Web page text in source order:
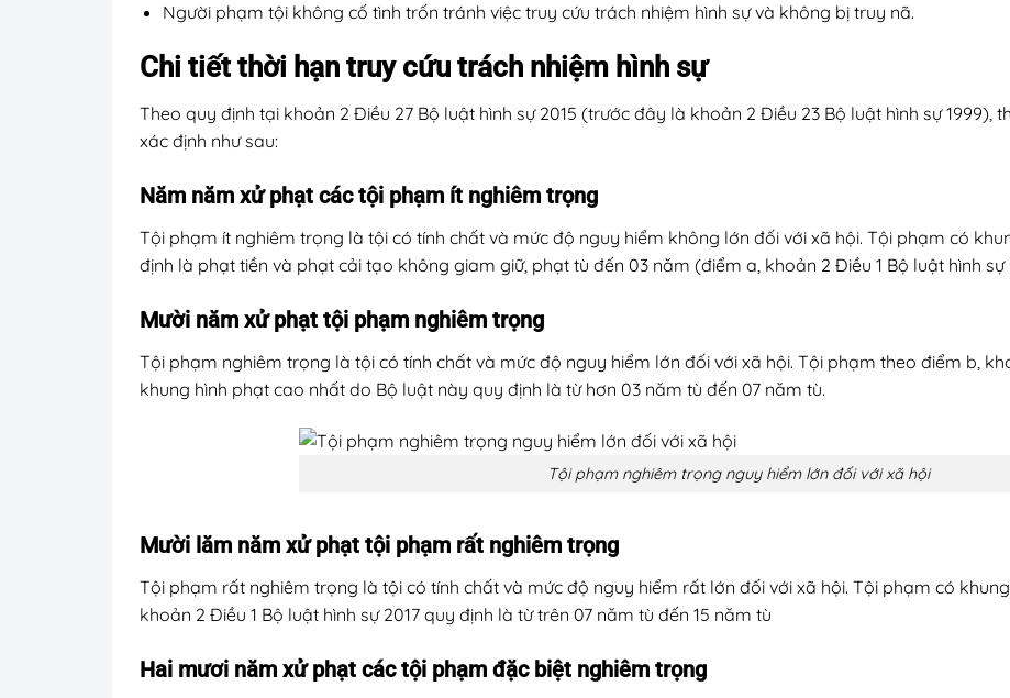
Người phạm tội không cố tình trốn tránh việc truy cứu trách nhiệm hình sự và không bị truy nã.
Chi tiết thời hạn truy cứu trách nhiệm hình sự
Theo quy định tại khoản 2 Điều 27 Bộ luật hình sự 2015 (trước đây là khoản 2 Điều 23 Bộ luật hình sự 1999),
xác định như sau:
Năm năm xử phạt các tội phạm ít nghiêm trọng
Tội phạm ít nghiêm trọng là tội có tính chất và mức độ nguy hiểm không lớn đối với xã hội. Tội phạm có
định là phạt tiền và phạt cải tạo không giam giữ, phạt tù đến 03 năm (điểm a, khoản 2 Điều 1 Bộ luật hình sự
Mười năm xử phạt tội phạm nghiêm trọng
Tội phạm nghiêm trọng là tội có tính chất và mức độ nguy hiểm lớn đối với xã hội. Tội phạm theo điểm b,
khung hình phạt cao nhất do Bộ luật này quy định là từ hơn 03 năm tù đến 07 năm tù.
Tội phạm nghiêm trọng nguy hiểm lớn đối với xã hội
Mười lăm năm xử phạt tội phạm rất nghiêm trọng
Tội phạm rất nghiêm trọng là tội có tính chất và mức độ nguy hiểm rất lớn đối với xã hội. Tội phạm có
khoản 2 Điều 1 Bộ luật hình sự 2017 quy định là từ trên 07 năm tù đến 15 năm tù
Hai mươi năm xử phạt các tội phạm đặc biệt nghiêm trọng